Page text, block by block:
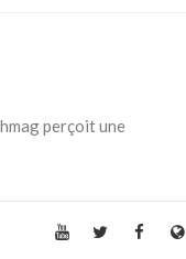
perçoit une